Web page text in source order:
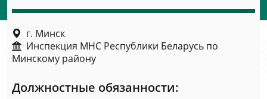
г. Минск
Инспекция МНС Республики Беларусь по
Минскому району
Должностные обязанности: